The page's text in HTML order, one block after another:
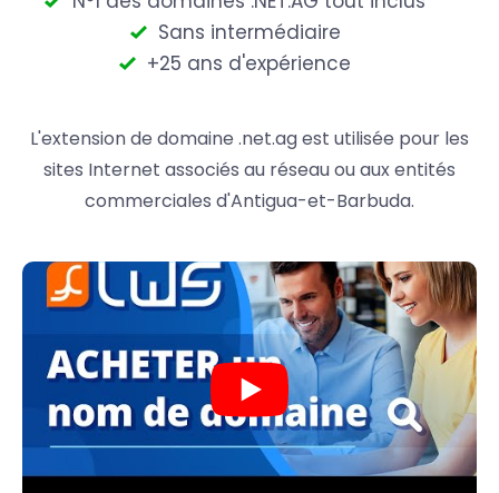
Sans intermédiaire
+25 ans d'expérience
L'extension de domaine .net.ag est utilisée pour les
sites Internet associés au réseau ou aux entités
commerciales d'Antigua-et-Barbuda.